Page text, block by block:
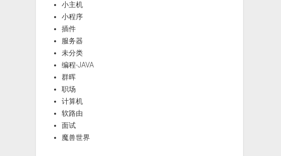
小主机
小程序
插件
服务器
未分类
编程-JAVA
群晖
职场
计算机
软路由
面试
魔兽世界